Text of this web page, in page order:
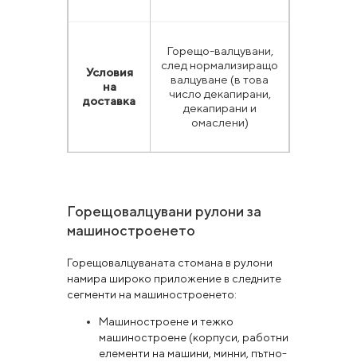
Условия
на
доставка
Горещо-валцувани,
след нормализиращо
валцуване (в това
число декапирани,
декапирани и
омаслени)
Горещовалцувани рулони за
машиностроенето
Горещовалцуваната стомана в рулони
намира широко приложение в следните
сегменти на машиностроенето:
Машиностроене и тежко
машиностроене (корпуси, работни
елементи на машини, минни, пътно-